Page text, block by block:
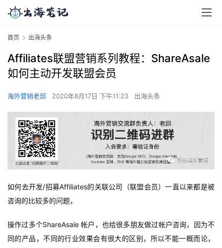
首页 出海头条
Affiliates联盟营销系列教程：ShareAsale
如何主动开发联盟会员
海外营销老邱 2020年8月17日 下午11:23 出海头条
如何去开发/招募Affiliates的关联公司（联盟会员）一直以来都是被
咨询的比较多的问题，
操作过多个ShareAsale 帐户，也给很多朋友做过帐户咨询，因为不
同的产品，不同的行业效果会有很大的区别，所以不能一概而论，